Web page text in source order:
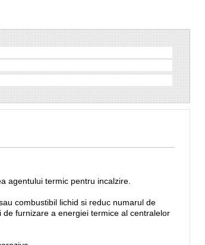
agentului termic pentru incalzire.
combustibil lichid si reduc numarul de
furnizare a energiei termice al centralelor